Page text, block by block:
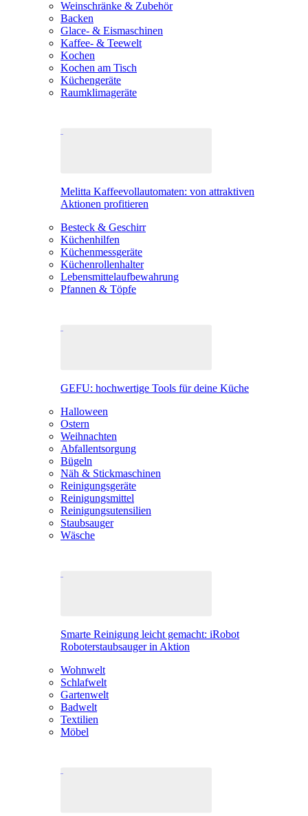
Weinschränke & Zubehör
Backen
Glace- & Eismaschinen
Kaffee- & Teewelt
Kochen
Kochen am Tisch
Küchengeräte
Raumklimageräte
Melitta Kaffeevollautomaten: von attraktiven
Aktionen profitieren
Besteck & Geschirr
Küchenhilfen
Küchenmessgeräte
Küchenrollenhalter
Lebensmittelaufbewahrung
Pfannen & Töpfe
GEFU: hochwertige Tools für deine Küche
Halloween
Ostern
Weihnachten
Abfallentsorgung
Bügeln
Näh & Stickmaschinen
Reinigungsgeräte
Reinigungsmittel
Reinigungsutensilien
Staubsauger
Wäsche
Smarte Reinigung leicht gemacht: iRobot
Roboterstaubsauger in Aktion
Wohnwelt
Schlafwelt
Gartenwelt
Badwelt
Textilien
Möbel